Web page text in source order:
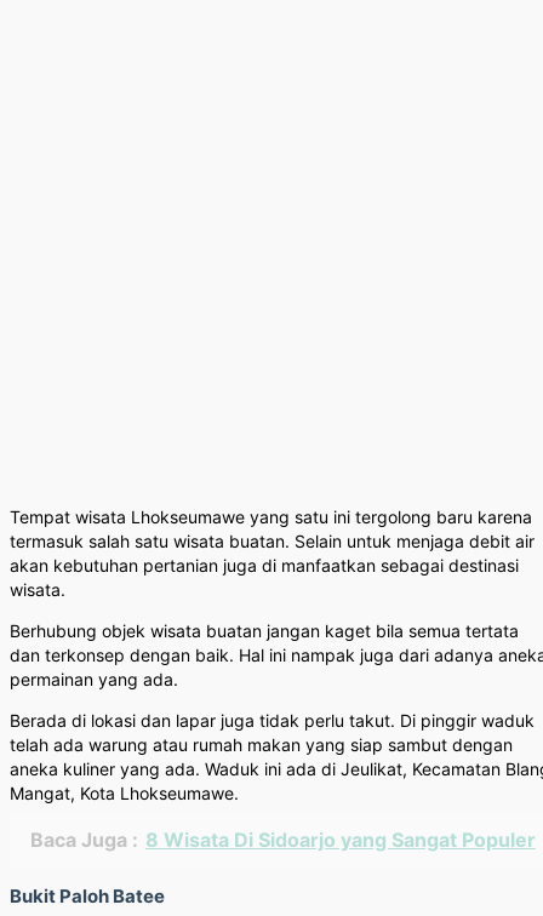
Tempat wisata Lhokseumawe yang satu ini tergolong baru karena
termasuk salah satu wisata buatan. Selain untuk menjaga debit air
akan kebutuhan pertanian juga di manfaatkan sebagai destinasi
wisata.
Berhubung objek wisata buatan jangan kaget bila semua tertata
dan terkonsep dengan baik. Hal ini nampak juga dari adanya
permainan yang ada.
Berada di lokasi dan lapar juga tidak perlu takut. Di pinggir waduk
telah ada warung atau rumah makan yang siap sambut dengan
aneka kuliner yang ada. Waduk ini ada di Jeulikat, Kecamatan
Mangat, Kota Lhokseumawe.
Baca Juga : 8 Wisata Di Sidoarjo yang Sangat Populer
Bukit Paloh Batee